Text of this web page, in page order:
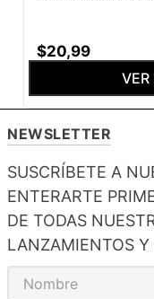
$20,99
VER
NEWSLETTER
SUSCRÍBETE A
ENTERARTE
DE TODAS
LANZAMIENTOS